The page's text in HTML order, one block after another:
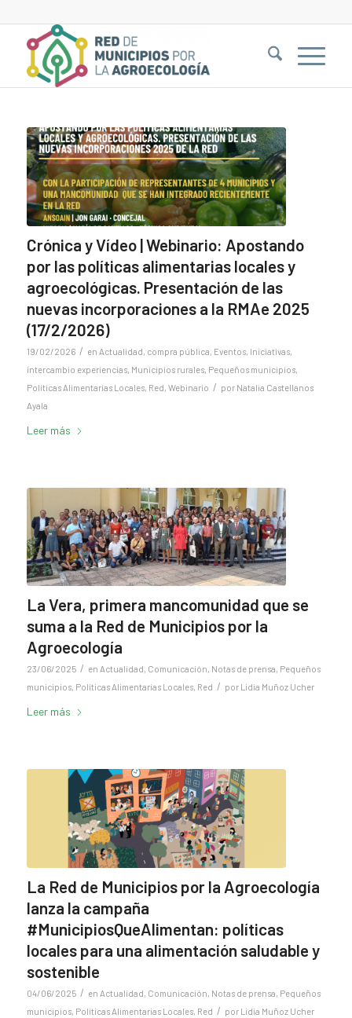
Crónica y Vídeo | Webinario: Apostando
por las políticas alimentarias locales y
agroecológicas. Presentación de las
nuevas incorporaciones a la RMAe 2025
(17/2/2026)
19/02/2026 / en Actualidad, compra pública, Eventos, Iniciativas,
intercambio experiencias, Municipios rurales, Pequeños municipios,
Políticas Alimentarias Locales, Red, Webinario / por Natalia Castellanos
Ayala
Leer más
La Vera, primera mancomunidad que se
suma a la Red de Municipios por la
Agroecología
23/06/2025 / en Actualidad, Comunicación, Notas de prensa, Pequeños
municipios, Políticas Alimentarias Locales, Red / por Lidia Muñoz Ucher
Leer más
La Red de Municipios por la Agroecología
lanza la campaña
#MunicipiosQueAlimentan: políticas
locales para una alimentación saludable y
sostenible
04/06/2025 / en Actualidad, Comunicación, Notas de prensa, Pequeños
municipios, Políticas Alimentarias Locales, Red / por Lidia Muñoz Ucher